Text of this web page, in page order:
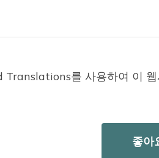
합니다. 지원서 작성에
를 사용하여 이
좋아